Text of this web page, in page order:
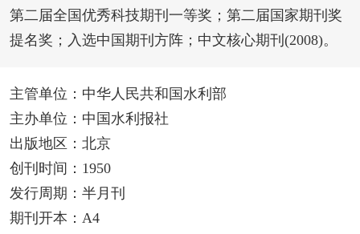
第二届全国优秀科技期刊一等奖；第二届国家期刊奖
提名奖；入选中国期刊方阵；中文核心期刊(2008)。
主管单位：中华人民共和国水利部
主办单位：中国水利报社
出版地区：北京
创刊时间：1950
发行周期：半月刊
期刊开本：A4